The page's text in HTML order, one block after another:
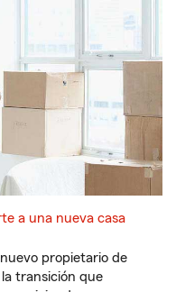
a una nueva casa
propietario de
transición que